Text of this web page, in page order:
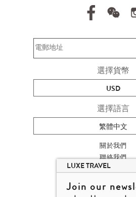
選擇貨幣
USD
選擇語言
繁體中文
關於我們
聯絡我們
加入我們
旅遊網站地圖
楊廸深品味遊
LUXE TRAVEL
Join our